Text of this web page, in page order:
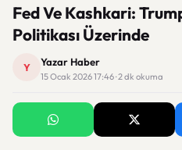
Fed Ve Kashkari:
Politikası Üzerinde
Y Yazar Haber
15 Ocak 2026 17:46 · 2 dk okuma